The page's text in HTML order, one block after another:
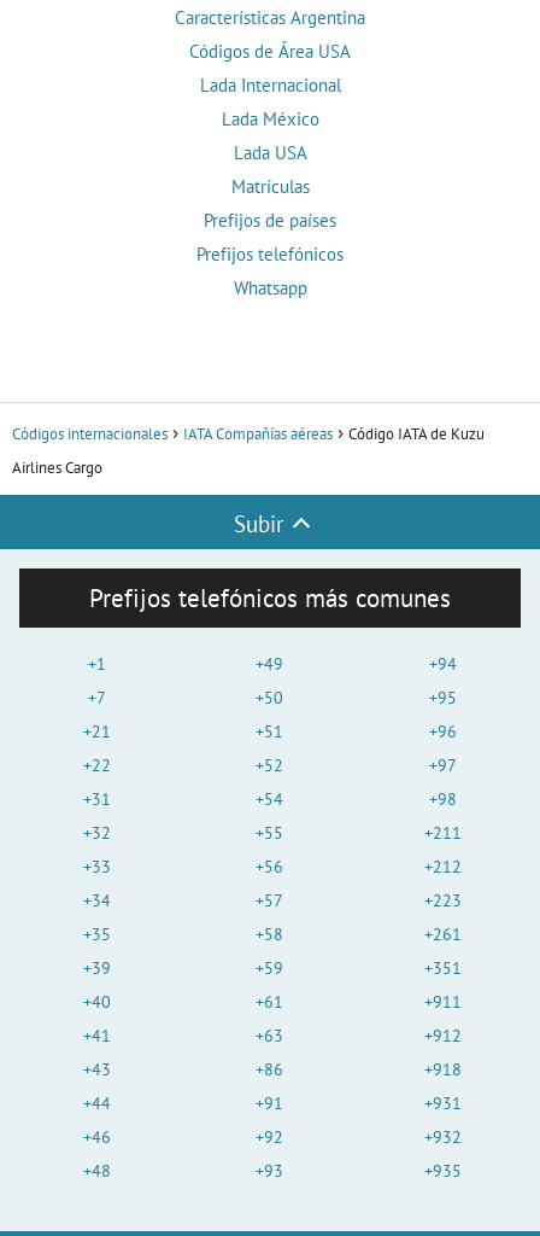
Características Argentina
Códigos de Área USA
Lada Internacional
Lada México
Lada USA
Matrículas
Prefijos de países
Prefijos telefónicos
Whatsapp
Códigos internacionales IATA Compañías aéreas
Código IATA de Kuzu
Airlines Cargo
Subir
Prefijos telefónicos más comunes
+1
+7
+21
+22
+31
+32
+33
+34
+35
+39
+40
+41
+43
+44
+46
+48
+49
+50
+51
+52
+54
+55
+56
+57
+58
+59
+61
+63
+86
+91
+92
+93
+94
+95
+96
+97
+98
+211
+212
+223
+261
+351
+911
+912
+918
+931
+932
+935